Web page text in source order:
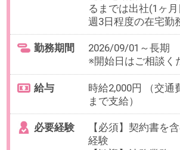
お仕事番号：100103004
【残業無×週5日×時給2000円】
PC設定・社内ITサポート＠大手
不動産／新宿